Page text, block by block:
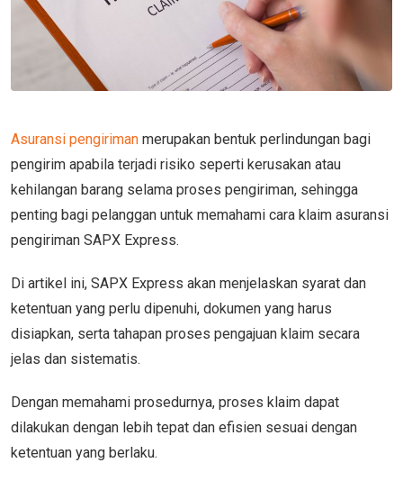
Asuransi pengiriman merupakan bentuk perlindungan bagi
pengirim apabila terjadi risiko seperti kerusakan atau
kehilangan barang selama proses pengiriman, sehingga
penting bagi pelanggan untuk memahami cara klaim asuransi
pengiriman SAPX Express.
Di artikel ini, SAPX Express akan menjelaskan syarat dan
ketentuan yang perlu dipenuhi, dokumen yang harus
disiapkan, serta tahapan proses pengajuan klaim secara
jelas dan sistematis.
Dengan memahami prosedurnya, proses klaim dapat
dilakukan dengan lebih tepat dan efisien sesuai dengan
ketentuan yang berlaku.